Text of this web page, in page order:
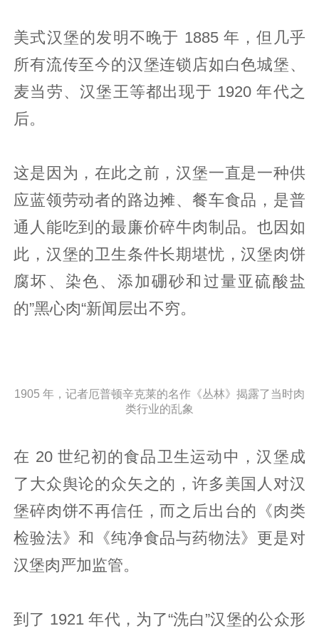
美式汉堡的发明不晚于 1885 年，但几乎
所有流传至今的汉堡连锁店如白色城堡、
麦当劳、汉堡王等都出现于 1920 年代之
后。
这是因为，在此之前，汉堡一直是一种供
应蓝领劳动者的路边摊、餐车食品，是普
通人能吃到的最廉价碎牛肉制品。也因如
此，汉堡的卫生条件长期堪忧，汉堡肉饼
腐坏、染色、添加硼砂和过量亚硫酸盐
的”黑心肉“新闻层出不穷。
1905 年，记者厄普顿辛克莱的名作《丛林》揭露了当时肉
类行业的乱象
在 20 世纪初的食品卫生运动中，汉堡成
了大众舆论的众矢之的，许多美国人对汉
堡碎肉饼不再信任，而之后出台的《肉类
检验法》和《纯净食品与药物法》更是对
汉堡肉严加监管。
到了 1921 年代，为了“洗白”汉堡的公众形